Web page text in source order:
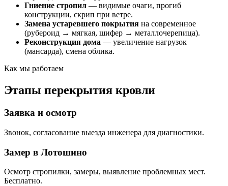
Гниение стропил — видимые очаги, прогиб
конструкции, скрип при ветре.
Замена устаревшего покрытия на современное
(рубероид → мягкая, шифер → металлочерепица).
Реконструкция дома — увеличение нагрузок
(мансарда), смена облика.
Как мы работаем
Этапы перекрытия кровли
Заявка и осмотр
Звонок, согласование выезда инженера для диагностики.
Замер в Лотошино
Осмотр стропилки, замеры, выявление проблемных мест.
Бесплатно.